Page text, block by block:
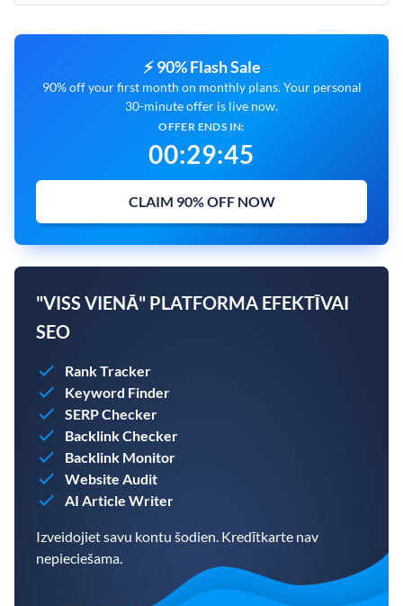
⚡ 90% Flash Sale
90% off your first month on monthly plans. Your personal
30-minute offer is live now.
OFFER ENDS IN:
00:29:44
CLAIM 90% OFF NOW
"VISS VIENĀ" PLATFORMA EFEKTĪVAI
SEO
Rank Tracker
Keyword Finder
SERP Checker
Backlink Checker
Backlink Monitor
Website Audit
AI Article Writer
Izveidojiet savu kontu šodien. Kredītkarte nav
nepieciešama.